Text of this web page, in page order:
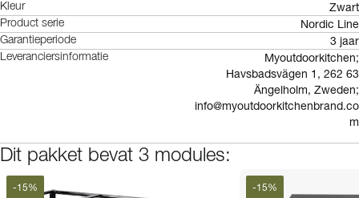
Kleur Zwart
Product serie Nordic Line
Garantieperiode 3 jaar
Leveranciersinformatie
Myoutdoorkitchen;
Havsbadsvägen 1, 262 63
Ängelholm, Zweden;
info@myoutdoorkitchenbrand.co
m
Dit pakket bevat 3 modules:
-15% -15%